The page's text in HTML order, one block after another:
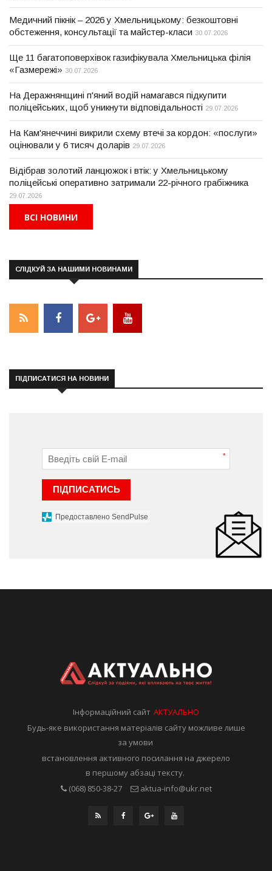
Медичний пікнік – 2026 у Хмельницькому: безкоштовні
обстеження, консультації та майстер-класи 30.07.2026
Ще 11 багатоповерхівок газифікувала Хмельницька філія
«Газмережі» 30.07.2026
На Деражнянщині п'яний водій намагався підкупити
поліцейських, щоб уникнути відповідальності 29.07.2026
На Кам'янеччині викрили схему втечі за кордон: «послуги»
оцінювали у 6 тисяч доларів 29.07.2026
Відібрав золотий ланцюжок і втік: у Хмельницькому
поліцейські оперативно затримали 22-річного грабіжника
29.07.2026
ВСІ НОВИНИ
СЛІДКУЙ ЗА НАШИМИ НОВИНАМИ
ПІДПИСАТИСЯ НА НОВИНИ
*
ПІДПИСАТИСЬ
Предоставлено SendPulse
Інформаційний сайтАКТУАЛЬНО
Будь-яке використання матеріалів сайту можливе лише
за умови
встановлення активного посилання на джерело
в першому абзаці тексту.
(068) 850-38-27
aktua-info@ukr.net